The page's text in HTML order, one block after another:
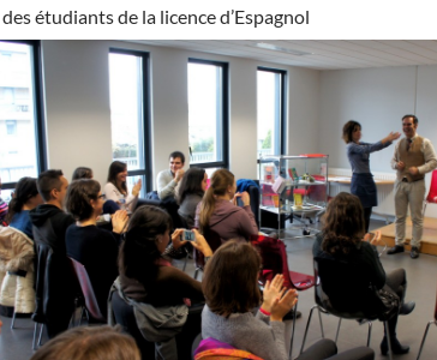
des étudiants de la licence d’Espagnol